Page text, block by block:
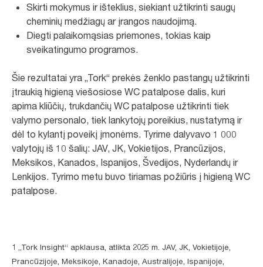
Skirti mokymus ir išteklius, siekiant užtikrinti saugų
cheminių medžiagų ar įrangos naudojimą.
Diegti palaikomąsias priemones, tokias kaip
sveikatingumo programos.
Šie rezultatai yra „Tork“ prekės ženklo pastangų užtikrinti
įtraukią higieną viešosiose WC patalpose dalis, kuri
apima kliūčių, trukdančių WC patalpose užtikrinti tiek
valymo personalo, tiek lankytojų poreikius, nustatymą ir
dėl to kylantį poveikį įmonėms. Tyrime dalyvavo 1 000
valytojų iš 10 šalių: JAV, JK, Vokietijos, Prancūzijos,
Meksikos, Kanados, Ispanijos, Švedijos, Nyderlandų ir
Lenkijos. Tyrimo metu buvo tiriamas požiūris į higieną WC
patalpose.
1 „Tork Insight“ apklausa, atlikta 2025 m. JAV, JK, Vokietijoje,
Prancūzijoje, Meksikoje, Kanadoje, Australijoje, Ispanijoje,